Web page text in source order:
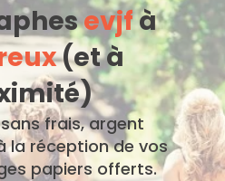
evjfà
(et à
frais, argent
la réception de vos
papiers offerts.